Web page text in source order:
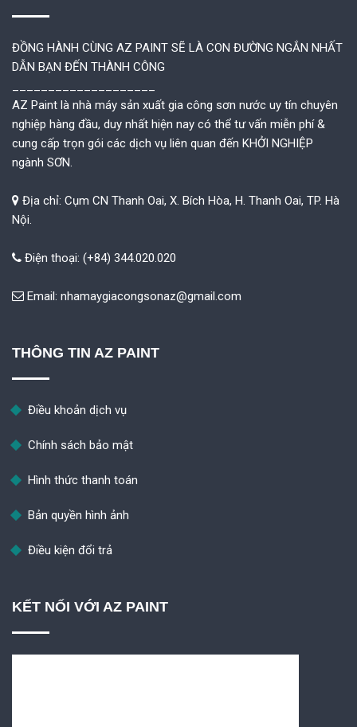
ĐỒNG HÀNH CÙNG AZ PAINT SẼ LÀ CON ĐƯỜNG NGẮN NHẤT
DẪN BẠN ĐẾN THÀNH CÔNG
AZ Paint là nhà máy sản xuất gia công sơn nước uy tín chuyên
nghiệp hàng đầu, duy nhất hiện nay có thể tư vấn miễn phí &
cung cấp trọn gói các dịch vụ liên quan đến KHỞI NGHIỆP
ngành SƠN.
Địa chỉ: Cụm CN Thanh Oai, X. Bích Hòa, H. Thanh Oai, TP. Hà
Nội.
Điện thoại: (+84) 344.020.020
Email: nhamaygiacongsonaz@gmail.com
THÔNG TIN AZ PAINT
Điều khoản dịch vụ
Chính sách bảo mật
Hình thức thanh toán
Bản quyền hình ảnh
Điều kiện đổi trả
KẾT NỐI VỚI AZ PAINT